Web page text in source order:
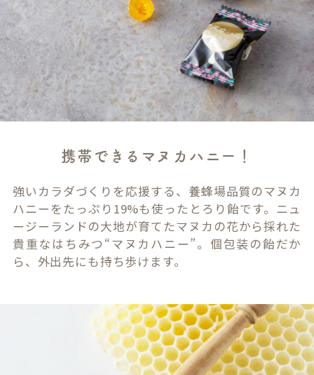
携帯できるマヌカハニー！
強いカラダづくりを応援する、養蜂場品質のマヌカ
ハニーをたっぷり19%も使ったとろり飴です。ニュ
ージーランドの大地が育てたマヌカの花から採れた
貴重なはちみつ“マヌカハニー”。個包装の飴だか
ら、外出先にも持ち歩けます。